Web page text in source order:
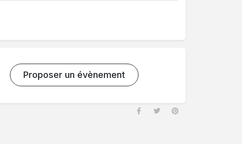
Proposer un évènement